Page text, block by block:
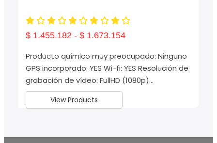
$ 1.455.182 - $ 1.673.154
Producto químico muy preocupado: Ninguno
GPS incorporado: YES Wi-fi: YES Resolución de
grabación de vídeo: FullHD (1080p)…
View Products